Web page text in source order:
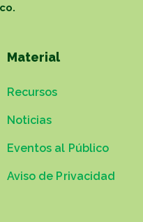
Material
Recursos
Noticias
Eventos al Público
Aviso de Privacidad